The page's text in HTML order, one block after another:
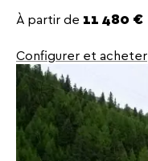
Prix
À partir de 11 480 €
Configurer et acheter